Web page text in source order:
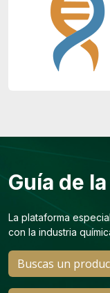
Guía de
La plataforma
con la industria
Buscas un